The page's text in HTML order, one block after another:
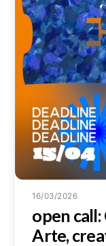
16/03/2026
open call:
Arte,